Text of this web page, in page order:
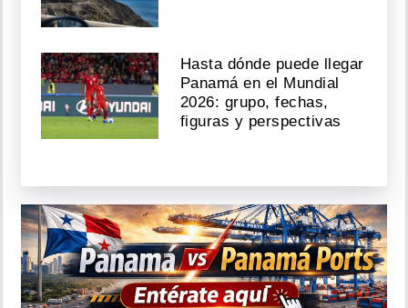
Hasta dónde puede llegar
Panamá en el Mundial
2026: grupo, fechas,
figuras y perspectivas